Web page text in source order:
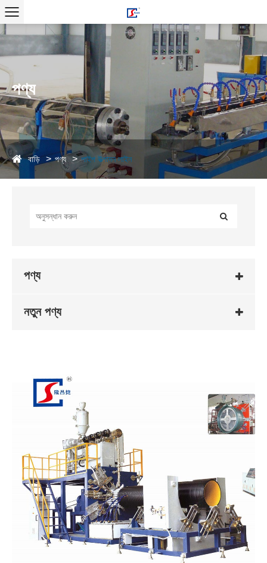
পণ্য
বাড়ি পণ্য পাইপ উত্পাদন লাইন
পণ্য
নতুন পণ্য